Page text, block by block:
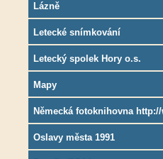
Lázně
Letecké snímkování
Letecký spolek Hory o.s.
Mapy
Německá fotoknihovna
Oslavy města 1991